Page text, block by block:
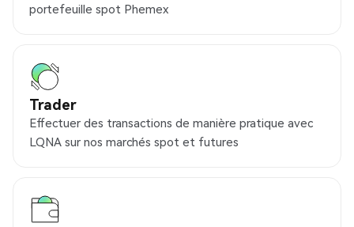
portefeuille spot Phemex
Trader
Effectuer des transactions de manière pratique avec
LQNA sur nos marchés spot et futures